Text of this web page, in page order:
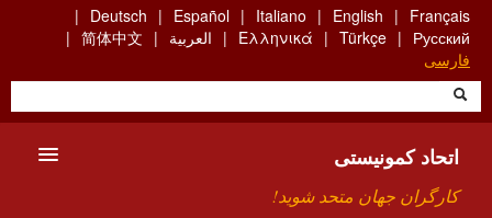
Skip
main
content
Français
English
Italiano
Español
Deutsch
Русский
Türkçe
Ελληνικά العربية
简体中文
فارسی
اتحاد کمونیستی
کارگران جهان متحد شوید!